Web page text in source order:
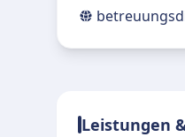
Leistungen